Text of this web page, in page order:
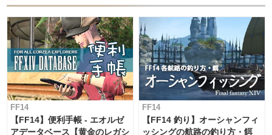
FF14
【FF14】便利手帳 - エオルゼ
アデータベース【黄金のレガシ
FF14
【FF14 釣り】オーシャンフィ
ッシングの航路の釣り方・餌